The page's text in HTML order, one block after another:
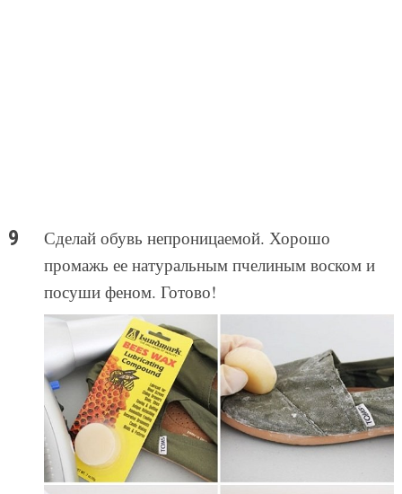
Сделай обувь непроницаемой. Хорошо
промажь ее натуральным пчелиным воском и
посуши феном. Готово!